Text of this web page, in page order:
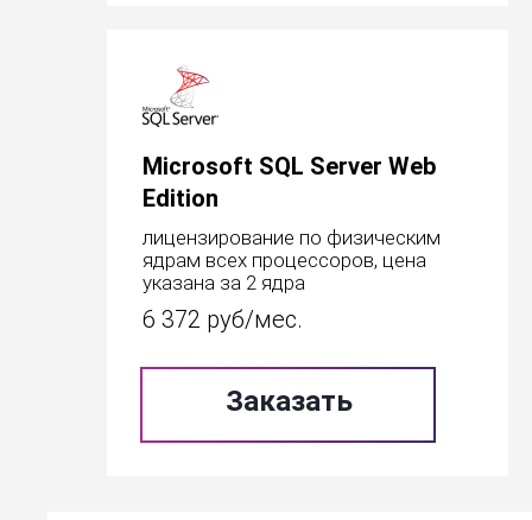
Microsoft SQL Server Web
Edition
лицензирование по физическим
ядрам всех процессоров, цена
указана за 2 ядра
6 372 руб/мес.
Заказать